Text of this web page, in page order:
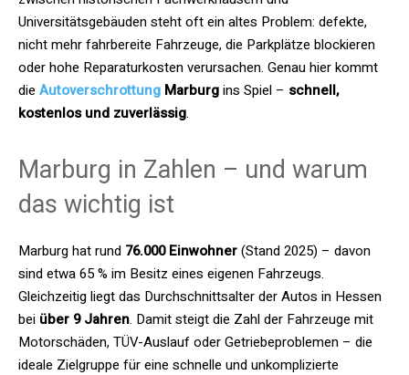
Universitätsgebäuden steht oft ein altes Problem: defekte,
nicht mehr fahrbereite Fahrzeuge, die Parkplätze blockieren
oder hohe Reparaturkosten verursachen. Genau hier kommt
die Autoverschrottung Marburgins Spiel – schnell,
kostenlos und zuverlässig.
Marburg in Zahlen – und warum
das wichtig ist
Marburg hat rund 76.000 Einwohner(Stand 2025) – davon
sind etwa 65 % im Besitz eines eigenen Fahrzeugs.
Gleichzeitig liegt das Durchschnittsalter der Autos in Hessen
bei über 9 Jahren. Damit steigt die Zahl der Fahrzeuge mit
Motorschäden, TÜV-Auslauf oder Getriebeproblemen – die
ideale Zielgruppe für eine schnelle und unkomplizierte